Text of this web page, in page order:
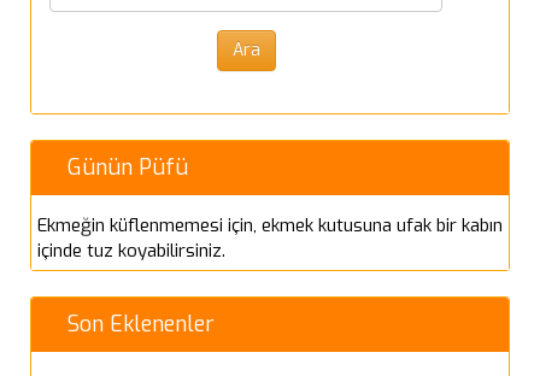
Günün Püfü
Ekmeğin küflenmemesi için, ekmek kutusuna ufak bir kabın
içinde tuz koyabilirsiniz.
Son Eklenenler